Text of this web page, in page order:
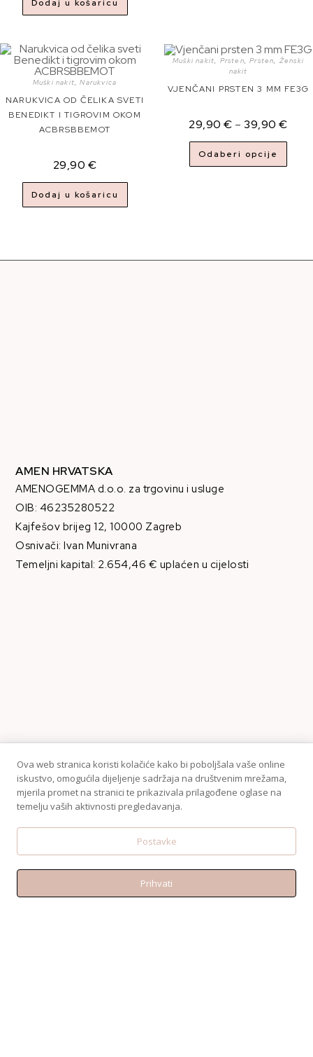
Dodaj u košaricu
Muški nakit,Narukvica
NARUKVICA OD ČELIKA SVETI
BENEDIKT I TIGROVIM OKOM
ACBRSBBEMOT
29,90 €
Dodaj u košaricu
Muški nakit, Prsten,Prsten, Ženski
nakit
VJENČANI PRSTEN 3 MM FE3G
29,90€ – 39,90€
Odaberi opcije
AMEN HRVATSKA
AMENOGEMMA d.o.o. za trgovinu i usluge
OIB: 46235280522
Kajfešov brijeg 12, 10000 Zagreb
Osnivači: Ivan Munivrana
Temeljni kapital: 2.654,46 € uplaćen u cijelosti
Ova web stranica koristi kolačiće kako bi poboljšala vaše online
iskustvo, omogućila dijeljenje sadržaja na društvenim mrežama,
mjerila promet na stranici te prikazivala prilagođene oglase na
temelju vaših aktivnosti pregledavanja.
Postavke
Prihvati